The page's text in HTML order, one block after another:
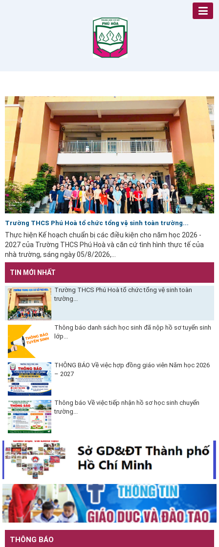
Trường THCS Phú Hoà tổ chức tổng vệ sinh toàn trường...
Thực hiện Kế hoạch chuẩn bị các điều kiện cho năm học 2026 -
2027 của Trường THCS Phú Hoà và căn cứ tình hình thực tế của
nhà trường, sáng ngày 05/8/2026,...
TIN MỚI NHẤT
Trường THCS Phú Hoà tổ chức tổng vệ sinh toàn
trường...
Thông báo danh sách học sinh đã nộp hồ sơ tuyển sinh
lớp...
THÔNG BÁO Về việc hợp đồng giáo viên Năm học 2026
– 2027
Thông báo Về việc tiếp nhận hồ sơ học sinh chuyển
trường...
THÔNG BÁO